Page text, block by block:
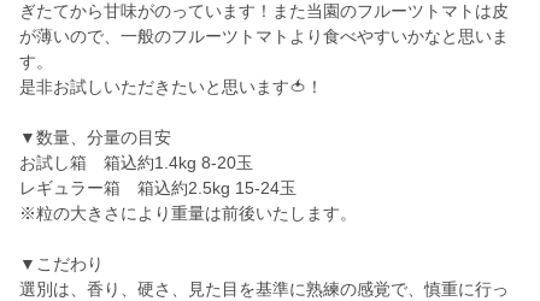
ぎたてから甘味がのっています！また当園のフルーツトマトは皮
が薄いので、一般のフルーツトマトより食べやすいかなと思いま
す。
是非お試しいただきたいと思います🍅！
▼数量、分量の目安
お試し箱 箱込約1.4kg 8-20玉
レギュラー箱 箱込約2.5kg 15-24玉
※粒の大きさにより重量は前後いたします。
▼こだわり
選別は、香り、硬さ、見た目を基準に熟練の感覚で、慎重に行っ